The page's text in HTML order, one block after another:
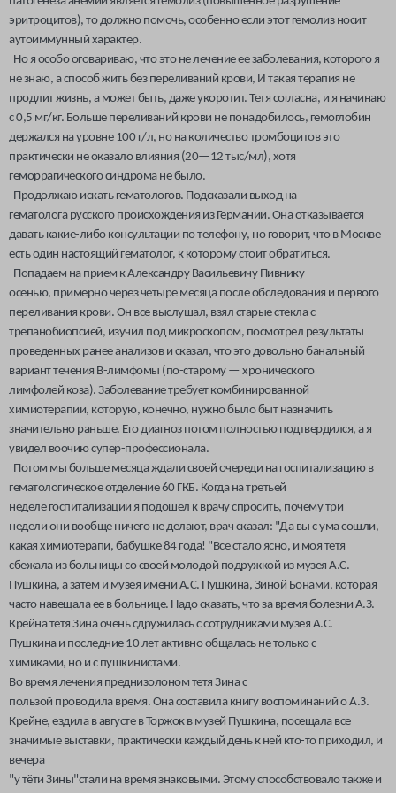
эритроцитов), то должно помочь, особенно если этот гемолиз носит
аутоиммунный характер.
Но я особо оговариваю, что это не лечение ее заболевания, которого я
не знаю, а способ жить без переливаний крови, И такая терапия не
продлит жизнь, а может быть, даже укоротит. Тетя согласна, и я начинаю
с 0,5 мг/кг. Больше переливаний крови не понадобилось, гемоглобин
держался на уровне 100 г/л, но на количество тромбоцитов это
практически не оказало влияния (20—12 тыс/мл), хотя
геморрагического синдрома не было.
Продолжаю искать гематологов. Подсказали выход на
гематолога русского происхождения из Германии. Она отказывается
давать какие-либо консультации по телефону, но говорит, что в Москве
есть один настоящий гематолог, к которому стоит обратиться.
Попадаем на прием к Александру Васильевичу Пивнику
осенью, примерно через четыре месяца после обследования и первого
переливания крови. Он все выслушал, взял старые стекла с
трепанобиопсией, изучил под микроскопом, посмотрел результаты
проведенных ранее анализов и сказал, что это довольно банальньій
вариант течения В-лимфомы (по-старому — хронического
лимфолей коза). Заболевание требует комбинированной
химиотерапии, которую, конечно, нужно было быт назначить
значительно раньше. Его диагноз потом полностью подтвердился, а я
увидел воочию супер-профессионала.
Потом мы больше месяца ждали своей очереди на госпитализацию в
гематологическое отделение 60 ГКБ. Когда на третьей
неделе госпитализации я подошел к врачу спросить, почему три
недели они вообще ничего не делают, врач сказал: "Да вы с ума сошли,
какая химиотерапи, бабушке 84 года! "Все стало ясно, и моя тетя
сбежала из больницы со своей молодой подружкой из музея А.С.
Пушкина, а затем и музея имени А.С. Пушкина, Зиной Бонами, которая
часто навещала ее в больнице. Надо сказать, что за время болезни А.З.
Крейна тетя Зина очень сдружилась с сотрудниками музея А.С.
Пушкина и последние 10 лет активно общалась не только с
химиками, но и с пушкинистами.
Во время лечения преднизолоном тетя Зина с
пользой проводила время. Она составила книгу воспоминаний о А.З.
Крейне, ездила в августе в Торжок в музей Пушкина, посещала все
значимые выставки, практически каждый день к ней кто-то приходил, и
вечера
"у тёти Зины"стали на время знаковыми. Этому способствовало также и